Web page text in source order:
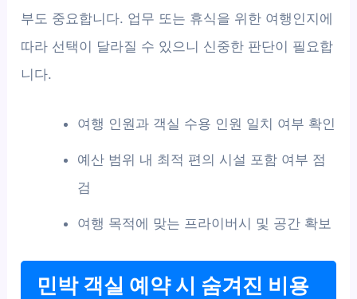
부도 중요합니다. 업무 또는 휴식을 위한 여행인지에
따라 선택이 달라질 수 있으니 신중한 판단이 필요합
니다.
여행 인원과 객실 수용 인원 일치 여부 확인
예산 범위 내 최적 편의 시설 포함 여부 점
검
여행 목적에 맞는 프라이버시 및 공간 확보
민박 객실 예약 시 숨겨진 비용